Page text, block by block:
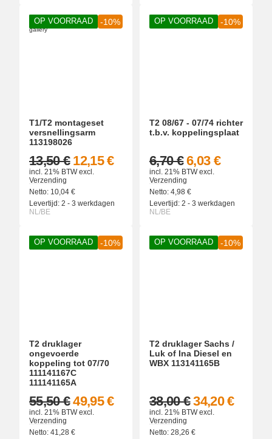
OP VOORRAAD -10%
T1/T2 montageset
versnellingsarm
113198026
12,15 €
13,50 €
incl. 21% BTWexcl.
Verzending
Netto: 10,04 €
Levertijd: 2 - 3 werkdagen
NL/BE
OP VOORRAAD -10%
T2 08/67 - 07/74 richter
t.b.v. koppelingsplaat
6,03 €
6,70 €
incl. 21% BTWexcl.
Verzending
Netto: 4,98 €
Levertijd: 2 - 3 werkdagen
NL/BE
OP VOORRAAD -10%
T2 druklager
ongevoerde
koppeling tot 07/70
111141167C
111141165A
49,95 €
55,50 €
incl. 21% BTWexcl.
Verzending
Netto: 41,28 €
OP VOORRAAD -10%
T2 druklager Sachs /
Luk of Ina Diesel en
WBX 113141165B
34,20 €
38,00 €
incl. 21% BTWexcl.
Verzending
Netto: 28,26 €